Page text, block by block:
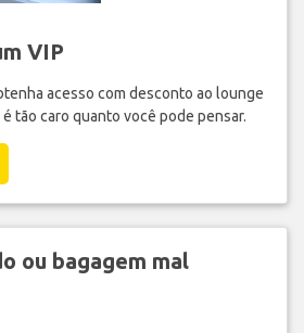
VIP
acesso com desconto ao lounge
tão caro quanto você pode pensar.
ou bagagem mal